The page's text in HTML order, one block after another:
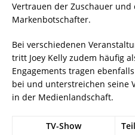
Vertrauen der Zuschauer
Markenbotschafter.
Bei verschiedenen
tritt Joey Kelly zudem häufig
Engagements tragen
bei und unterstreichen seine
in der Medienlandschaft.
TV-Show